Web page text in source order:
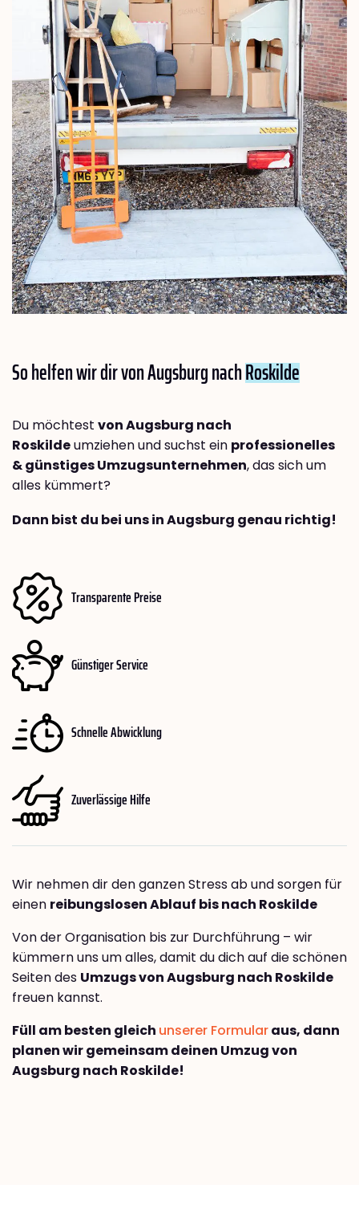
So helfen wir dir von Augsburg nachRoskilde
Du möchtest von Augsburg nach
Roskildeumziehen und suchst ein professionelles
& günstiges Umzugsunternehmen, das sich um
alles kümmert?
Dann bist du bei uns in Augsburg genau richtig!
Transparente Preise
Günstiger Service
Schnelle Abwicklung
Zuverlässige Hilfe
Wir nehmen dir den ganzen Stress ab und sorgen für
einen reibungslosen Ablauf bis nach Roskilde
Von der Organisation bis zur Durchführung – wir
kümmern uns um alles, damit du dich auf die schönen
Seiten des Umzugs von Augsburg nach Roskilde
freuen kannst.
Füll am besten gleich unserer Formularaus, dann
planen wir gemeinsam deinen Umzug von
Augsburg nach Roskilde!